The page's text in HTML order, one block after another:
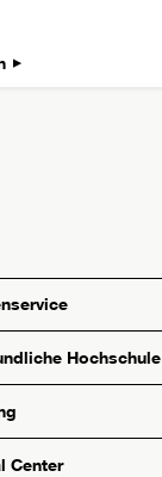
Hochschule
Center